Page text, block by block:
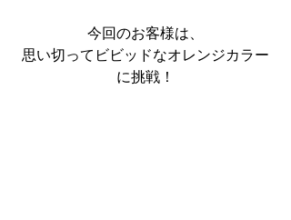
今回のお客様は、
思い切ってビビッドなオレンジカラー
に挑戦！